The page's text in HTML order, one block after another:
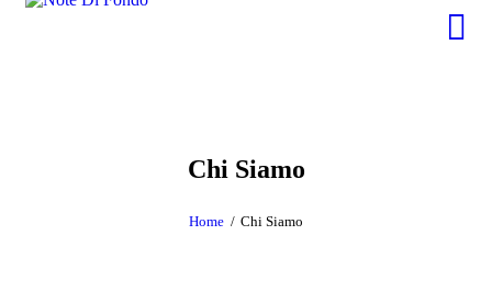
Chi Siamo
Home Chi Siamo